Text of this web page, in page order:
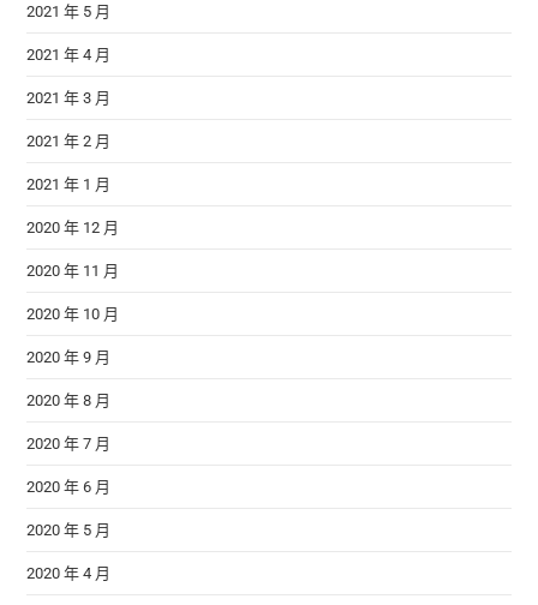
2021 年 5 月
2021 年 4 月
2021 年 3 月
2021 年 2 月
2021 年 1 月
2020 年 12 月
2020 年 11 月
2020 年 10 月
2020 年 9 月
2020 年 8 月
2020 年 7 月
2020 年 6 月
2020 年 5 月
2020 年 4 月